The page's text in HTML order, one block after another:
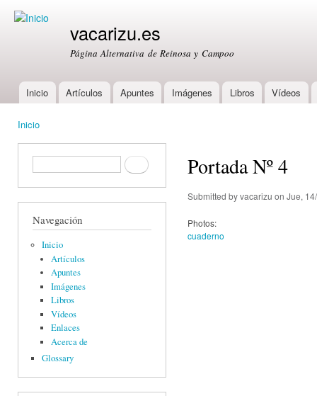
vacarizu.es
Página Alternativa de Reinosa y Campoo
Main menu
Inicio Artículos Apuntes Imágenes Libros Vídeos
Inicio
Formulario de búsquedaBuscar
Navegación
Inicio
Artículos
Apuntes
Imágenes
Libros
Vídeos
Enlaces
Acerca de
Glossary
Portada Nº 4
Submitted byvacarizu on Jue,
Photos:
cuaderno